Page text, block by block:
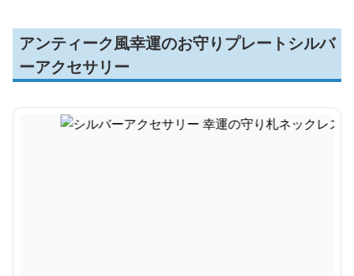
アンティーク風幸運のお守りプレートシルバ
ーアクセサリー